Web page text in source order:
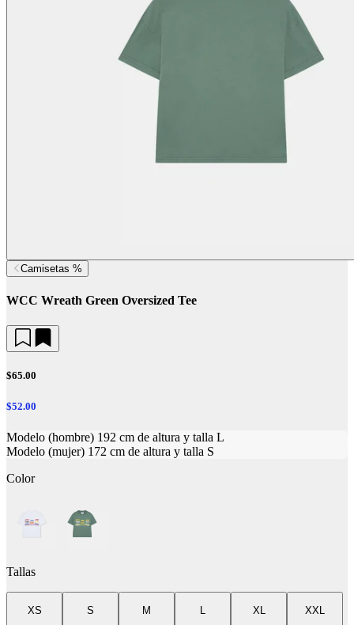
Camisetas %
WCC Wreath Green Oversized Tee
$65.00
$52.00
Modelo (hombre) 192 cm de altura y talla L
Modelo (mujer) 172 cm de altura y talla S
Color
Tallas
XS
S
M
L
XL
XXL